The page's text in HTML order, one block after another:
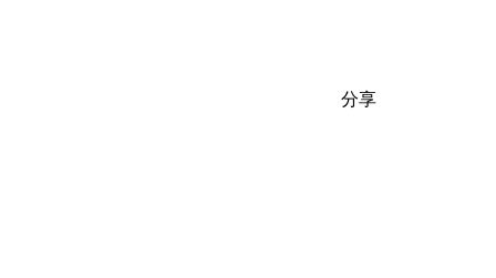
分享